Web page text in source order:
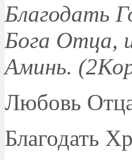
Благодать
Бога Отца,
Аминь.
Любовь
Благодать